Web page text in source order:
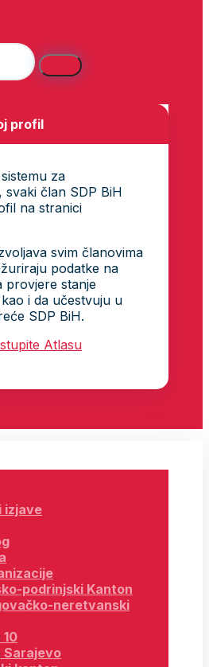
profil
za
svaki član SDP BiH
na stranici
svim članovima
podatke na
provjere stanje
i da učestvuju u
SDP BiH.
Atlasu
izjave
podrinjski Kanton
neretvanski
Sarajevo